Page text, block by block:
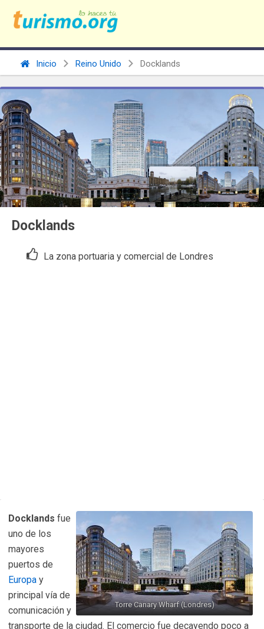
Inicio Reino Unido Docklands
Docklands
La zona portuaria y comercial de Londres
Torre Canary Wharf (Londres)
Docklands fue
uno de los
mayores
puertos de
Europa y
principal vía de
comunicación y
transporte de la ciudad. El comercio fue decayendo poco a